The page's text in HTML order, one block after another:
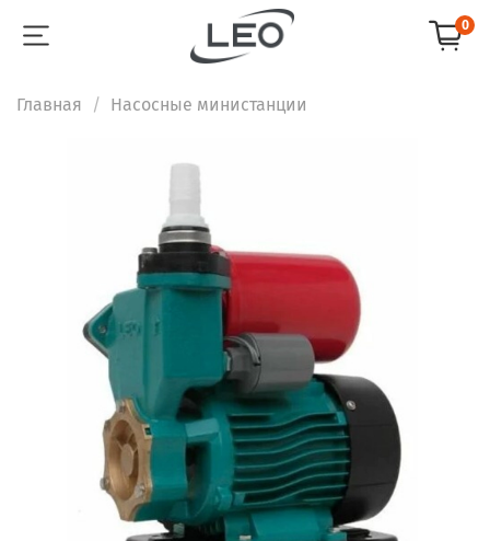
0
Главная Насосные министанции